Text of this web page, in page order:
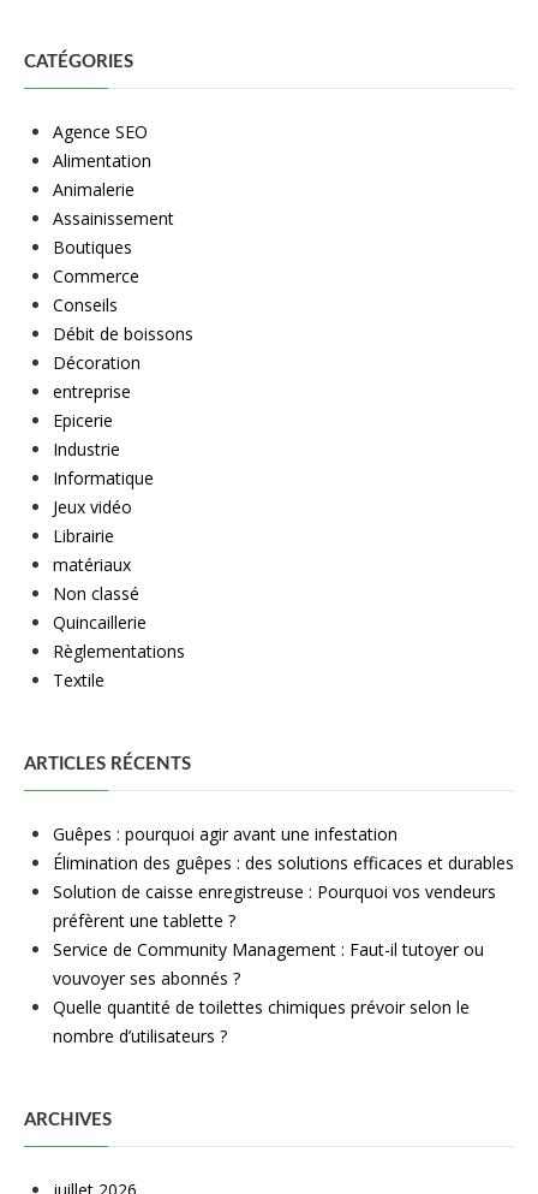
CATÉGORIES
Agence SEO
Alimentation
Animalerie
Assainissement
Boutiques
Commerce
Conseils
Débit de boissons
Décoration
entreprise
Epicerie
Industrie
Informatique
Jeux vidéo
Librairie
matériaux
Non classé
Quincaillerie
Règlementations
Textile
ARTICLES RÉCENTS
Guêpes : pourquoi agir avant une infestation
Élimination des guêpes : des solutions efficaces et durables
Solution de caisse enregistreuse : Pourquoi vos vendeurs
préfèrent une tablette ?
Service de Community Management : Faut-il tutoyer ou
vouvoyer ses abonnés ?
Quelle quantité de toilettes chimiques prévoir selon le
nombre d’utilisateurs ?
ARCHIVES